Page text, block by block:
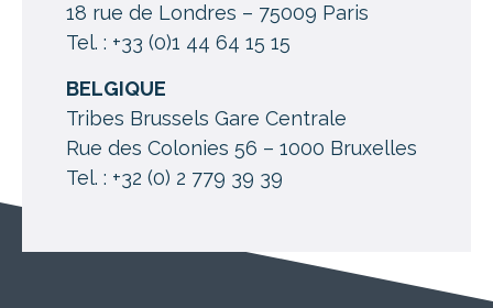
18 rue de Londres – 75009 Paris
Tel. : +33 (0)1 44 64 15 15
BELGIQUE
Tribes Brussels Gare Centrale
Rue des Colonies 56 – 1000 Bruxelles
Tel. : +32 (0) 2 779 39 39